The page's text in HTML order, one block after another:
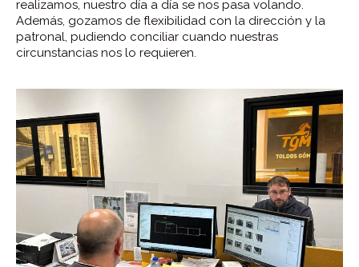
realizamos, nuestro día a día se nos pasa volando.
Además, gozamos de flexibilidad con la dirección y la
patronal, pudiendo conciliar cuando nuestras
circunstancias nos lo requieren.